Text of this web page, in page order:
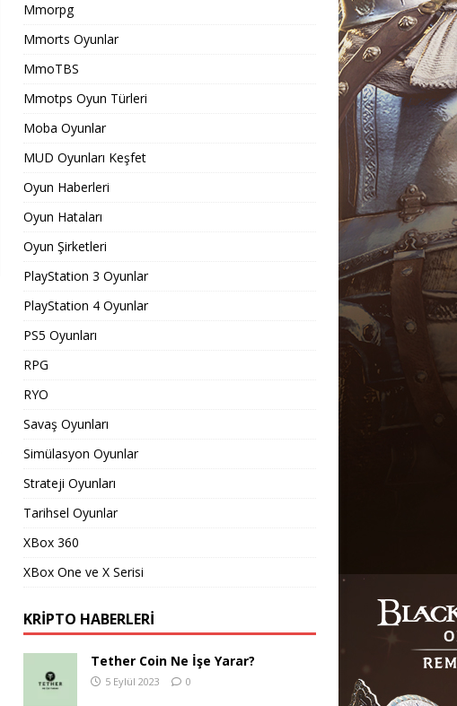
Mmorpg
Mmorts Oyunlar
MmoTBS
Mmotps Oyun Türleri
Moba Oyunlar
MUD Oyunları Keşfet
Oyun Haberleri
Oyun Hataları
Oyun Şirketleri
PlayStation 3 Oyunlar
PlayStation 4 Oyunlar
PS5 Oyunları
RPG
RYO
Savaş Oyunları
Simülasyon Oyunlar
Strateji Oyunları
Tarihsel Oyunlar
XBox 360
XBox One ve X Serisi
KRIPTO HABERLERI
Tether Coin Ne İşe Yarar?
5 Eylül 2023 0